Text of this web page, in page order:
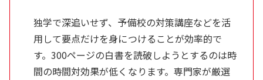
独学で深追いせず、予備校の対策講座などを活
用して要点だけを身につけることが効率的で
す。300ページの白書を読破しようとするのは時
間の時間対効果が低くなります。専門家が厳選